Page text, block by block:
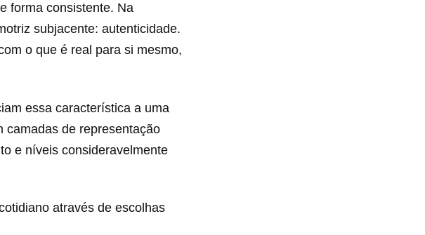
forma consistente. Na
subjacente: autenticidade.
o que é real para si mesmo,
essa característica a uma
camadas de representação
e níveis consideravelmente
através de escolhas